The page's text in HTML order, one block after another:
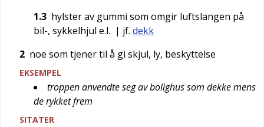
1.3 hylster av gummi som omgir luftslangen på
bil-, sykkelhjul e.l. | jf. dekk
2 noe som tjener til å gi skjul, ly, beskyttelse
EKSEMPEL
troppen anvendte seg av bolighus som dekke mens
de rykket frem
SITATER